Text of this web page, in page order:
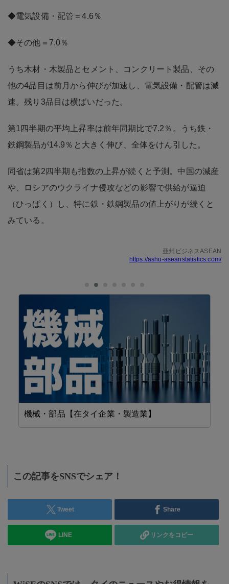
◆電気設備・配管＝4.6％
◆その他＝7.0％
うち木材・木製品とセメント、コンクリート製品、その
他の4品目は前月から伸びが加速し、電気設備・配管は減
速。残り3品目は横ばいだった。
第1四半期の平均上昇率は前年同期比で7.2％。うち鉄・
鉄鋼製品が14.9％と大きく伸び、全体をけん引した。
同省は第2四半期も指数の上昇が続くと予測。中国の減産
や、ロシアのウクライナ侵攻などの影響で供給が逼迫
（ひっぱく）し、特に鉄・鉄鋼製品の値上がりが続くと
みている。
亜州ビジネスASEAN
https://ashu-aseanstatistics.com/
機械・部品【在タイ企業・製造業】
この記事をSNSでシェア！
Tweet Share
LINE リンクをコピー